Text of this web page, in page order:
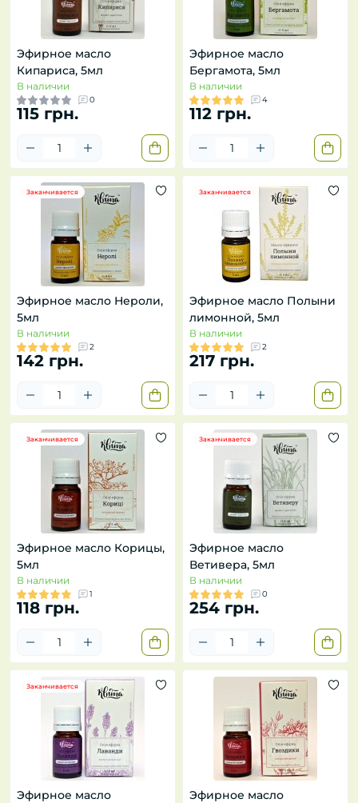
Эфирное масло
Кипариса, 5мл
В наличии
0
115 грн.
Эфирное масло
Бергамота, 5мл
В наличии
4
112 грн.
Заканчивается
Эфирное масло Нероли,
5мл
В наличии
2
142 грн.
Заканчивается
Эфирное масло Полыни
лимонной, 5мл
В наличии
2
217 грн.
Заканчивается
Эфирное масло Корицы,
5мл
В наличии
1
118 грн.
Заканчивается
Эфирное масло
Ветивера, 5мл
В наличии
0
254 грн.
Заканчивается
Эфирное масло
Эфирное масло